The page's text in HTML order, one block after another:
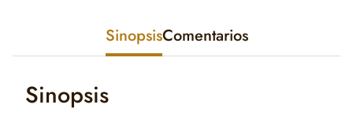
SinopsisComentarios
Sinopsis